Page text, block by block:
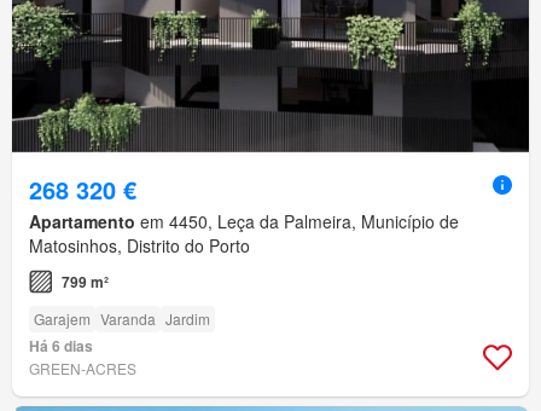
268 320 €
Apartamento em 4450, Leça da Palmeira, Município de
Matosinhos, Distrito do Porto
799 m²
Garajem Varanda Jardim
Há 6 dias
GREEN-ACRES